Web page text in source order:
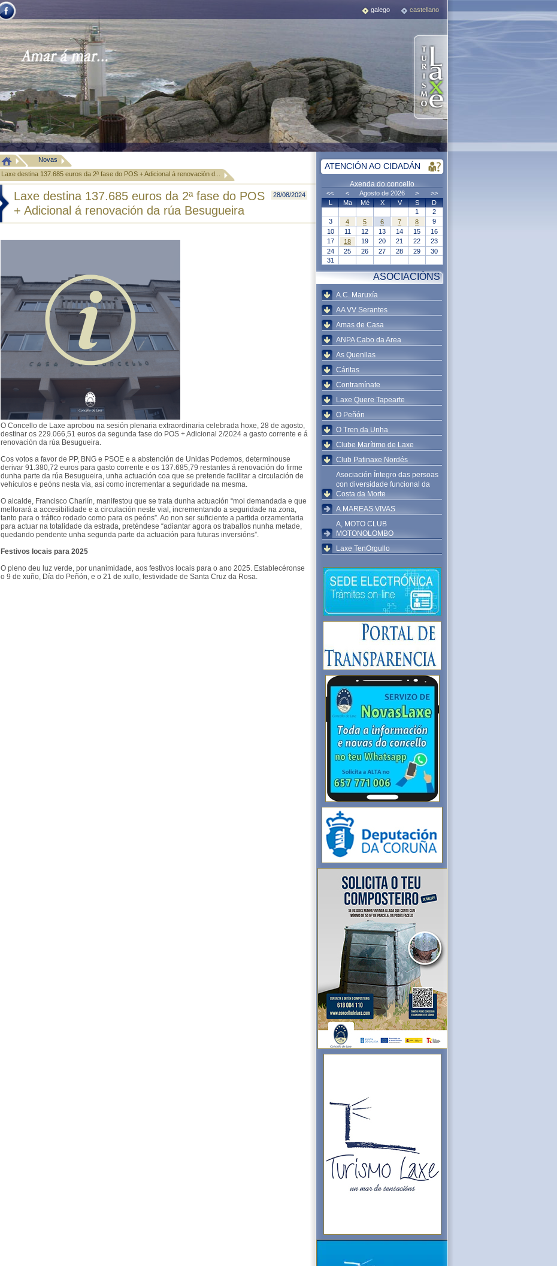
galego castellano
Novas
Laxe destina 137.685 euros da 2ª fase do POS + Adicional á renovación d...
28/08/2024
Laxe destina 137.685 euros da 2ª fase do POS
+ Adicional á renovación da rúa Besugueira
O Concello de Laxe aprobou na sesión plenaria extraordinaria celebrada hoxe, 28 de agosto,
destinar os 229.066,51 euros da segunda fase do POS + Adicional 2/2024 a gasto corrente e á
renovación da rúa Besugueira.
Cos votos a favor de PP, BNG e PSOE e a abstención de Unidas Podemos, determinouse
derivar 91.380,72 euros para gasto corrente e os 137.685,79 restantes á renovación do firme
dunha parte da rúa Besugueira, unha actuación coa que se pretende facilitar a circulación de
vehículos e peóns nesta vía, así como incrementar a seguridade na mesma.
O alcalde, Francisco Charlín, manifestou que se trata dunha actuación “moi demandada e que
mellorará a accesibilidade e a circulación neste vial, incrementando a seguridade na zona,
tanto para o tráfico rodado como para os peóns”. Ao non ser suficiente a partida orzamentaria
para actuar na totalidade da estrada, preténdese “adiantar agora os traballos nunha metade,
quedando pendente unha segunda parte da actuación para futuras inversións”.
Festivos locais para 2025
O pleno deu luz verde, por unanimidade, aos festivos locais para o ano 2025. Establecéronse
o 9 de xuño, Día do Peñón, e o 21 de xullo, festividade de Santa Cruz da Rosa.
ATENCIÓN AO CIDADÁN
Axenda do concello
<< < Agosto de 2026 >
>>
L
Ma Mé X V S
D
1
2
3
4 5 6 7 8
9
10
11 12 13 14 15
16
17
18 19 20 21 22
23
24
25 26 27 28 29
30
31
ASOCIACIÓNS
A.C. Maruxía
AA VV Serantes
Amas de Casa
ANPA Cabo da Area
As Quenllas
Cáritas
Contramínate
Laxe Quere Tapearte
O Peñón
O Tren da Unha
Clube Marítimo de Laxe
Club Patinaxe Nordés
Asociación Íntegro das persoas
con diversidade funcional da
Costa da Morte
A.MAREAS VIVAS
A, MOTO CLUB
MOTONOLOMBO
Laxe TenOrgullo